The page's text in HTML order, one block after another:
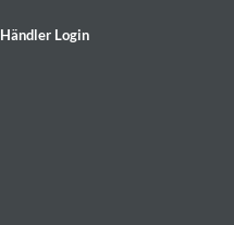
Händler Login